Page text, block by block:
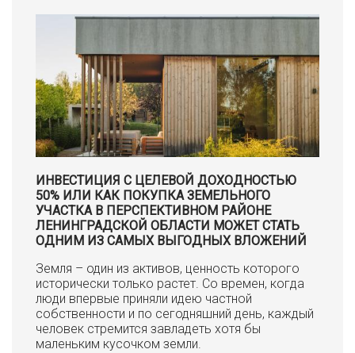
ИНВЕСТИЦИЯ С ЦЕЛЕВОЙ ДОХОДНОСТЬЮ
50% ИЛИ КАК ПОКУПКА ЗЕМЕЛЬНОГО
УЧАСТКА В ПЕРСПЕКТИВНОМ РАЙОНЕ
ЛЕНИНГРАДСКОЙ ОБЛАСТИ МОЖЕТ СТАТЬ
ОДНИМ ИЗ САМЫХ ВЫГОДНЫХ ВЛОЖЕНИЙ
Земля – один из активов, ценность которого
исторически только растет. Со времен, когда
люди впервые приняли идею частной
собственности и по сегодняшний день, каждый
человек стремится завладеть хотя бы
маленьким кусочком земли.